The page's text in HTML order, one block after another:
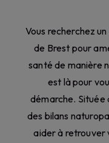
Vous recherchez
de Brest pour
santé de manière
est là pour
démarche. Située
des bilans
aider à retrouver